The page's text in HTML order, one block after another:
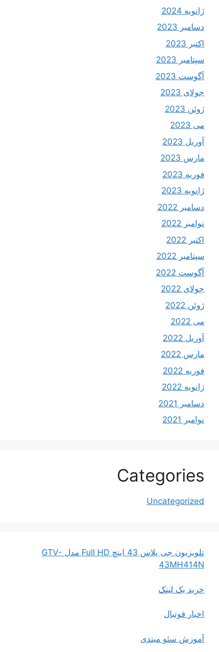
ژانویه 2024
دسامبر 2023
اکتبر 2023
سپتامبر 2023
آگوست 2023
جولای 2023
ژوئن 2023
می 2023
آوریل 2023
مارس 2023
فوریه 2023
ژانویه 2023
دسامبر 2022
نوامبر 2022
اکتبر 2022
سپتامبر 2022
آگوست 2022
جولای 2022
ژوئن 2022
می 2022
آوریل 2022
مارس 2022
فوریه 2022
ژانویه 2022
دسامبر 2021
نوامبر 2021
Categories
Uncategorized
تلویزیون جی پلاس 43 اینچ Full HD مدل GTV-
43MH414N
خرید بک لینک
اخبار فوتبال
آموزش سئو مبتدی